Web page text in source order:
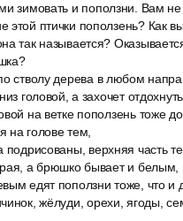
зимовать и поползни. Вам не
этой птички поползень? Как вы
так называется?
стволу дерева в любом
головой, а захочет
на ветке поползень тоже
на голове тем,
подрисованы, верхняя часть
а брюшко бывает и белым,
едят поползни тоже, что и
жёлуди, орехи, ягоды,